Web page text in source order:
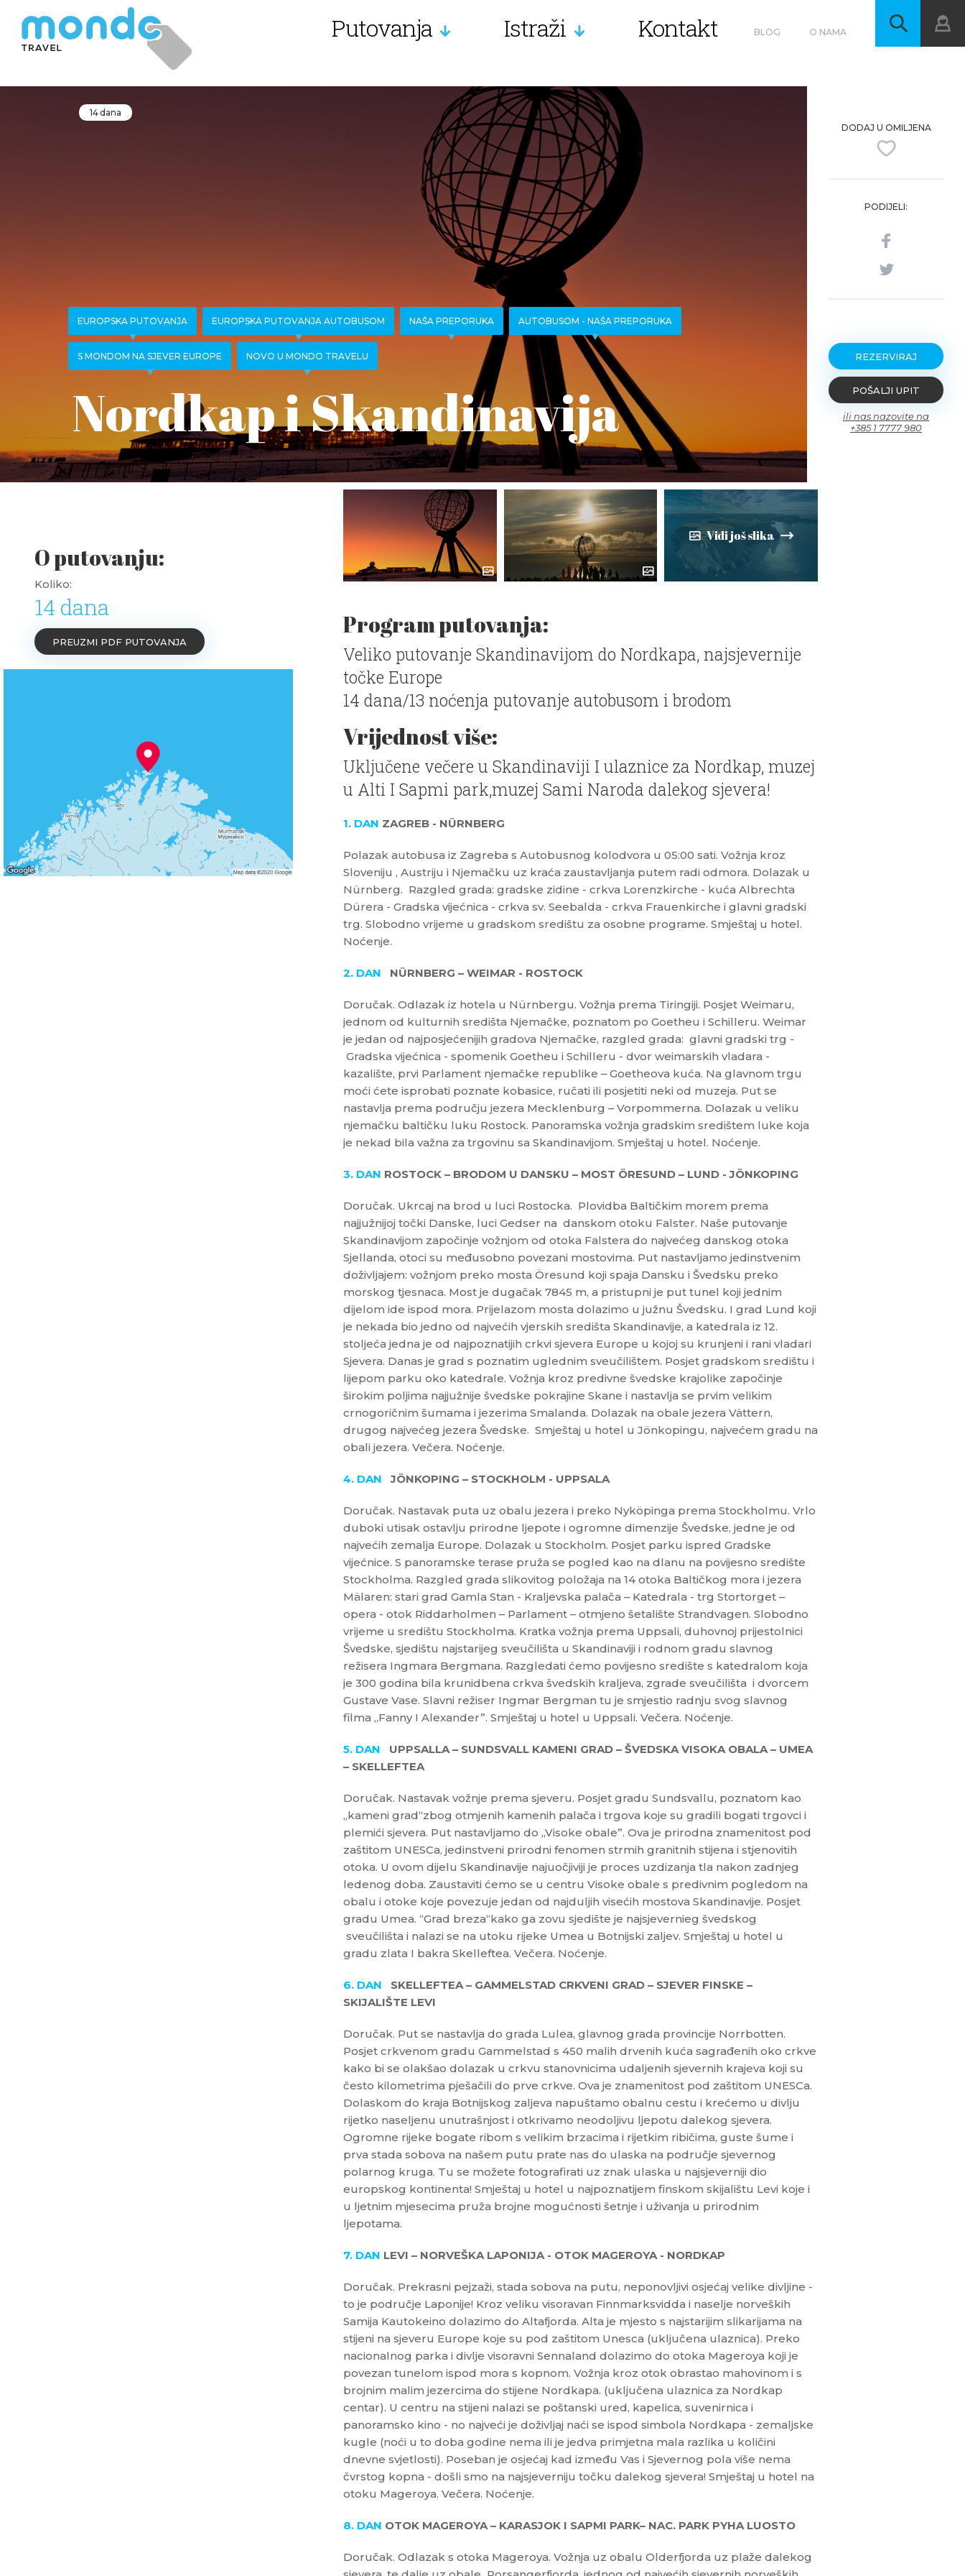
Putovanja Istraži Kontakt BLOG O NAMA
14 dana
EUROPSKA PUTOVANJA EUROPSKA PUTOVANJA AUTOBUSOM NAŠA PREPORUKA AUTOBUSOM - NAŠA PREPORUKA
S MONDOM NA SJEVER EUROPE NOVO U MONDO TRAVELU
Nordkap i Skandinavija
DODAJ U OMILJENA
PODIJELI:
REZERVIRAJ
POŠALJI UPIT
ili nas nazovite na
+385 1 7777 980
O putovanju:
Koliko:
14 dana
PREUZMI PDF PUTOVANJA
Vidi još slika
Program putovanja:
Veliko putovanje Skandinavijom do Nordkapa, najsjevernije
točke Europe
14 dana/13 noćenja putovanje autobusom i brodom
Vrijednost više:
Uključene večere u Skandinaviji I ulaznice za Nordkap, muzej
u Alti I Sapmi park,muzej Sami Naroda dalekog sjevera!
1. DAN ZAGREB - NÜRNBERG
Polazak autobusa iz Zagreba s Autobusnog kolodvora u 05:00 sati. Vožnja kroz
Sloveniju , Austriju i Njemačku uz kraća zaustavljanja putem radi odmora. Dolazak u
Nürnberg. Razgled grada: gradske zidine - crkva Lorenzkirche - kuća Albrechta
Dürera - Gradska vijećnica - crkva sv. Seebalda - crkva Frauenkirche i glavni gradski
trg. Slobodno vrijeme u gradskom središtu za osobne programe. Smještaj u hotel.
Noćenje.
2. DAN NÜRNBERG – WEIMAR - ROSTOCK
Doručak. Odlazak iz hotela u Nürnbergu. Vožnja prema Tiringiji. Posjet Weimaru,
jednom od kulturnih središta Njemačke, poznatom po Goetheu i Schilleru. Weimar
je jedan od najposjećenijih gradova Njemačke, razgled grada: glavni gradski trg -
Gradska vijećnica - spomenik Goetheu i Schilleru - dvor weimarskih vladara -
kazalište, prvi Parlament njemačke republike – Goetheova kuća. Na glavnom trgu
moći ćete isprobati poznate kobasice, ručati ili posjetiti neki od muzeja. Put se
nastavlja prema području jezera Mecklenburg – Vorpommerna. Dolazak u veliku
njemačku baltičku luku Rostock. Panoramska vožnja gradskim središtem luke koja
je nekad bila važna za trgovinu sa Skandinavijom. Smještaj u hotel. Noćenje.
3. DAN ROSTOCK – BRODOM U DANSKU – MOST ÖRESUND – LUND - JÖNKOPING
Doručak. Ukrcaj na brod u luci Rostocka. Plovidba Baltičkim morem prema
najjužnijoj točki Danske, luci Gedser na danskom otoku Falster. Naše putovanje
Skandinavijom započinje vožnjom od otoka Falstera do najvećeg danskog otoka
Sjellanda, otoci su međusobno povezani mostovima. Put nastavljamo jedinstvenim
doživljajem: vožnjom preko mosta Öresund koji spaja Dansku i Švedsku preko
morskog tjesnaca. Most je dugačak 7845 m, a pristupni je put tunel koji jednim
dijelom ide ispod mora. Prijelazom mosta dolazimo u južnu Švedsku. I grad Lund koji
je nekada bio jedno od najvećih vjerskih središta Skandinavije, a katedrala iz 12.
stoljeća jedna je od najpoznatijih crkvi sjevera Europe u kojoj su krunjeni i rani vladari
Sjevera. Danas je grad s poznatim uglednim sveučilištem. Posjet gradskom središtu i
lijepom parku oko katedrale. Vožnja kroz predivne švedske krajolike započinje
širokim poljima najjužnije švedske pokrajine Skane i nastavlja se prvim velikim
crnogoričnim šumama i jezerima Smalanda. Dolazak na obale jezera Vättern,
drugog najvećeg jezera Švedske. Smještaj u hotel u Jönkopingu, najvećem gradu na
obali jezera. Večera. Noćenje.
4. DAN JÖNKOPING – STOCKHOLM - UPPSALA
Doručak. Nastavak puta uz obalu jezera i preko Nyköpinga prema Stockholmu. Vrlo
duboki utisak ostavlju prirodne ljepote i ogromne dimenzije Švedske, jedne je od
najvećih zemalja Europe. Dolazak u Stockholm. Posjet parku ispred Gradske
vijećnice. S panoramske terase pruža se pogled kao na dlanu na povijesno središte
Stockholma. Razgled grada slikovitog položaja na 14 otoka Baltičkog mora i jezera
Mälaren: stari grad Gamla Stan - Kraljevska palača – Katedrala - trg Stortorget –
opera - otok Riddarholmen – Parlament – otmjeno šetalište Strandvagen. Slobodno
vrijeme u središtu Stockholma. Kratka vožnja prema Uppsali, duhovnoj prijestolnici
Švedske, sjedištu najstarijeg sveučilišta u Skandinaviji i rodnom gradu slavnog
režisera Ingmara Bergmana. Razgledati ćemo povijesno središte s katedralom koja
je 300 godina bila krunidbena crkva švedskih kraljeva, zgrade sveučilišta i dvorcem
Gustave Vase. Slavni režiser Ingmar Bergman tu je smjestio radnju svog slavnog
filma „Fanny I Alexander”. Smještaj u hotel u Uppsali. Večera. Noćenje.
5. DAN
UPPSALLA – SUNDSVALL KAMENI GRAD – ŠVEDSKA VISOKA OBALA – UMEA
– SKELLEFTEA
Doručak. Nastavak vožnje prema sjeveru. Posjet gradu Sundsvallu, poznatom kao
„kameni grad“zbog otmjenih kamenih palača i trgova koje su gradili bogati trgovci i
plemići sjevera. Put nastavljamo do „Visoke obale”. Ova je prirodna znamenitost pod
zaštitom UNESCa, jedinstveni prirodni fenomen strmih granitnih stijena i stjenovitih
otoka. U ovom dijelu Skandinavije najuočjiviji je proces uzdizanja tla nakon zadnjeg
ledenog doba. Zaustaviti ćemo se u centru Visoke obale s predivnim pogledom na
obalu i otoke koje povezuje jedan od najduljih visećih mostova Skandinavije. Posjet
gradu Umea. “Grad breza“kako ga zovu sjedište je najsjevernieg švedskog
sveučilišta i nalazi se na utoku rijeke Umea u Botnijski zaljev. Smještaj u hotel u
gradu zlata I bakra Skelleftea. Večera. Noćenje.
6. DAN
SKELLEFTEA – GAMMELSTAD CRKVENI GRAD – SJEVER FINSKE –
SKIJALIŠTE LEVI
Doručak. Put se nastavlja do grada Lulea, glavnog grada provincije Norrbotten.
Posjet crkvenom gradu Gammelstad s 450 malih drvenih kuća sagrađenih oko crkve
kako bi se olakšao dolazak u crkvu stanovnicima udaljenih sjevernih krajeva koji su
često kilometrima pješačili do prve crkve. Ova je znamenitost pod zaštitom UNESCa.
Dolaskom do kraja Botnijskog zaljeva napuštamo obalnu cestu i krećemo u divlju
rijetko naseljenu unutrašnjost i otkrivamo neodoljivu ljepotu dalekog sjevera.
Ogromne rijeke bogate ribom s velikim brzacima i rijetkim ribičima, guste šume i
prva stada sobova na našem putu prate nas do ulaska na područje sjevernog
polarnog kruga. Tu se možete fotografirati uz znak ulaska u najsjeverniji dio
europskog kontinenta! Smještaj u hotel u najpoznatijem finskom skijalištu Levi koje i
u ljetnim mjesecima pruža brojne mogućnosti šetnje i uživanja u prirodnim
ljepotama.
7. DAN LEVI – NORVEŠKA LAPONIJA - OTOK MAGEROYA - NORDKAP
Doručak. Prekrasni pejzaži, stada sobova na putu, neponovljivi osjećaj velike divljine -
to je područje Laponije! Kroz veliku visoravan Finnmarksvidda i naselje norveških
Samija Kautokeino dolazimo do Altafjorda. Alta je mjesto s najstarijim slikarijama na
stijeni na sjeveru Europe koje su pod zaštitom Unesca (uključena ulaznica). Preko
nacionalnog parka i divlje visoravni Sennaland dolazimo do otoka Mageroya koji je
povezan tunelom ispod mora s kopnom. Vožnja kroz otok obrastao mahovinom i s
brojnim malim jezercima do stijene Nordkapa. (uključena ulaznica za Nordkap
centar). U centru na stijeni nalazi se poštanski ured, kapelica, suvenirnica i
panoramsko kino - no najveći je doživljaj naći se ispod simbola Nordkapa - zemaljske
kugle (noći u to doba godine nema ili je jedva primjetna mala razlika u količini
dnevne svjetlosti). Poseban je osjećaj kad između Vas i Sjevernog pola više nema
čvrstog kopna - došli smo na najsjeverniju točku dalekog sjevera! Smještaj u hotel na
otoku Mageroya. Večera. Noćenje.
8. DAN OTOK MAGEROYA – KARASJOK I SAPMI PARK– NAC. PARK PYHA LUOSTO
Doručak. Odlazak s otoka Mageroya. Vožnja uz obalu Olderfjorda uz plaže dalekog